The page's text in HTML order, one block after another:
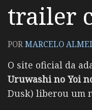
trailer
PORMARCELO
O site oficial da
Uruwashi no Yoi
Dusk) liberou um